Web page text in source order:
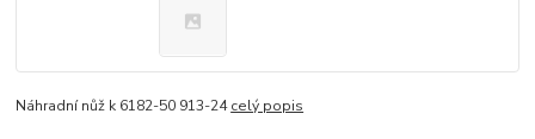
Náhradní nůž k 6182-50 913-24celý popis